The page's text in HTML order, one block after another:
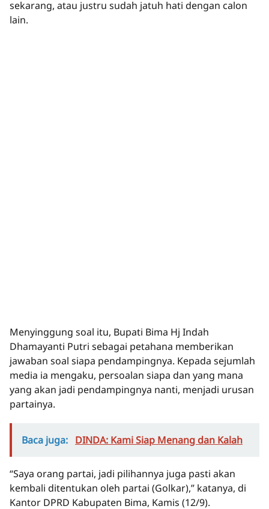
sekarang, atau justru sudah jatuh hati dengan calon
lain.
Menyinggung soal itu, Bupati Bima Hj Indah
Dhamayanti Putri sebagai petahana memberikan
jawaban soal siapa pendampingnya. Kepada sejumlah
media ia mengaku, persoalan siapa dan yang mana
yang akan jadi pendampingnya nanti, menjadi urusan
partainya.
Baca juga: DINDA: Kami Siap Menang dan Kalah
“Saya orang partai, jadi pilihannya juga pasti akan
kembali ditentukan oleh partai (Golkar),” katanya, di
Kantor DPRD Kabupaten Bima, Kamis (12/9).